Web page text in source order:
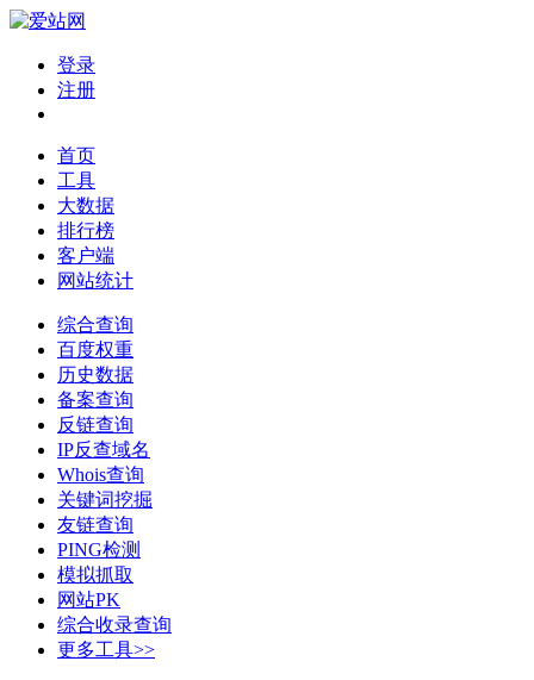
登录
注册
首页
工具
大数据
排行榜
客户端
网站统计
综合查询
百度权重
历史数据
备案查询
反链查询
IP反查域名
Whois查询
关键词挖掘
友链查询
PING检测
模拟抓取
网站PK
综合收录查询
更多工具>>